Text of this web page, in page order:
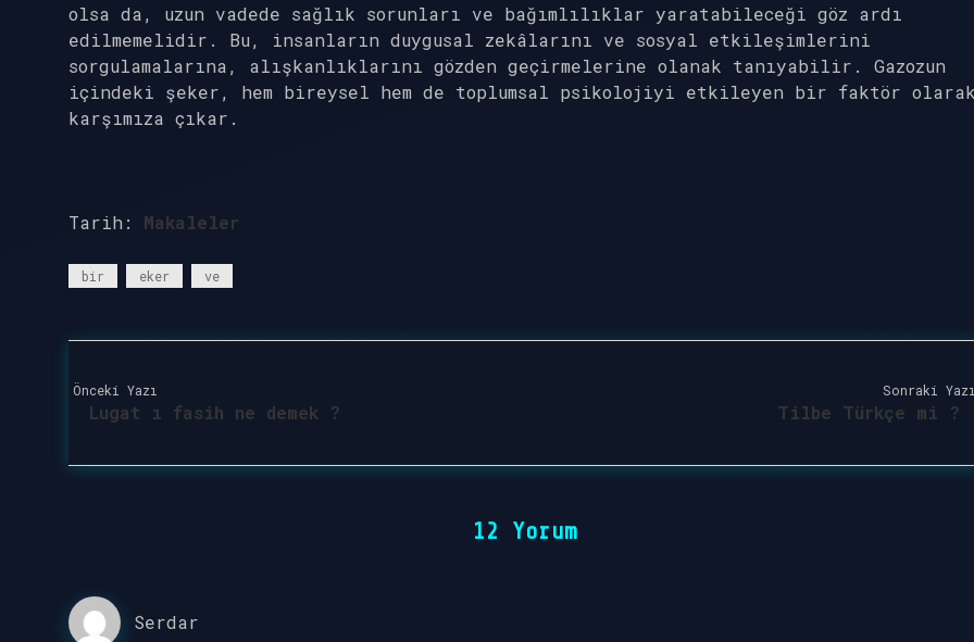
olsa da, uzun vadede sağlık sorunları ve bağımlılıklar yaratabileceği göz ardı
edilmemelidir. Bu, insanların duygusal zekâlarını ve sosyal etkileşimlerini
sorgulamalarına, alışkanlıklarını gözden geçirmelerine olanak tanıyabilir. Gazozun
içindeki şeker, hem bireysel hem de toplumsal psikolojiyi etkileyen bir faktör
karşımıza çıkar.
Tarih: Makaleler
bir eker ve
Önceki Yazı
Lugat ı fasih ne demek ?
Sonraki
Tilbe Türkçe mi ?
12 Yorum
Serdar